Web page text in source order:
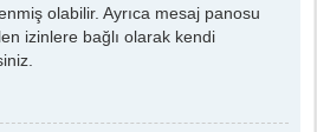
olabilir. Ayrıca mesaj panosu
izinlere bağlı olarak kendi